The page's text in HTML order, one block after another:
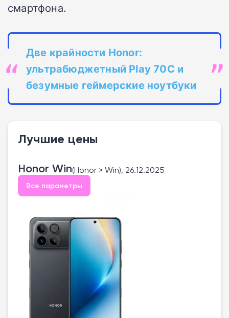
смартфона.
Две крайности Honor:
ультрабюджетный Play 70C и
безумные геймерские ноутбуки
Лучшие цены
Honor Win(Honor > Win), 26.12.2025
Все параметры